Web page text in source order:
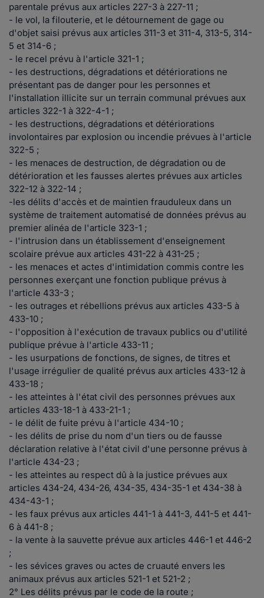
parentale prévus aux articles 227-3 à 227-11 ;
- le vol, la filouterie, et le détournement de gage ou
d'objet saisi prévus aux articles 311-3 et 311-4, 313-5, 314-
5 et 314-6 ;
- le recel prévu à l'article 321-1 ;
- les destructions, dégradations et détériorations ne
présentant pas de danger pour les personnes et
l'installation illicite sur un terrain communal prévues aux
articles 322-1 à 322-4-1 ;
- les destructions, dégradations et détériorations
involontaires par explosion ou incendie prévues à l'article
322-5 ;
- les menaces de destruction, de dégradation ou de
détérioration et les fausses alertes prévues aux articles
322-12 à 322-14 ;
-les délits d'accès et de maintien frauduleux dans un
système de traitement automatisé de données prévus au
premier alinéa de l'article 323-1 ;
- l'intrusion dans un établissement d'enseignement
scolaire prévue aux articles 431-22 à 431-25 ;
- les menaces et actes d'intimidation commis contre les
personnes exerçant une fonction publique prévus à
l'article 433-3 ;
- les outrages et rébellions prévus aux articles 433-5 à
433-10 ;
- l'opposition à l'exécution de travaux publics ou d'utilité
publique prévue à l'article 433-11 ;
- les usurpations de fonctions, de signes, de titres et
l'usage irrégulier de qualité prévus aux articles 433-12 à
433-18 ;
- les atteintes à l'état civil des personnes prévues aux
articles 433-18-1 à 433-21-1 ;
- le délit de fuite prévu à l'article 434-10 ;
- les délits de prise du nom d'un tiers ou de fausse
déclaration relative à l'état civil d'une personne prévus à
l'article 434-23 ;
- les atteintes au respect dû à la justice prévues aux
articles 434-24, 434-26, 434-35, 434-35-1 et 434-38 à
434-43-1 ;
- les faux prévus aux articles 441-1 à 441-3, 441-5 et 441-
6 à 441-8 ;
- la vente à la sauvette prévue aux articles 446-1 et 446-2
;
- les sévices graves ou actes de cruauté envers les
animaux prévus aux articles 521-1 et 521-2 ;
2° Les délits prévus par le code de la route ;